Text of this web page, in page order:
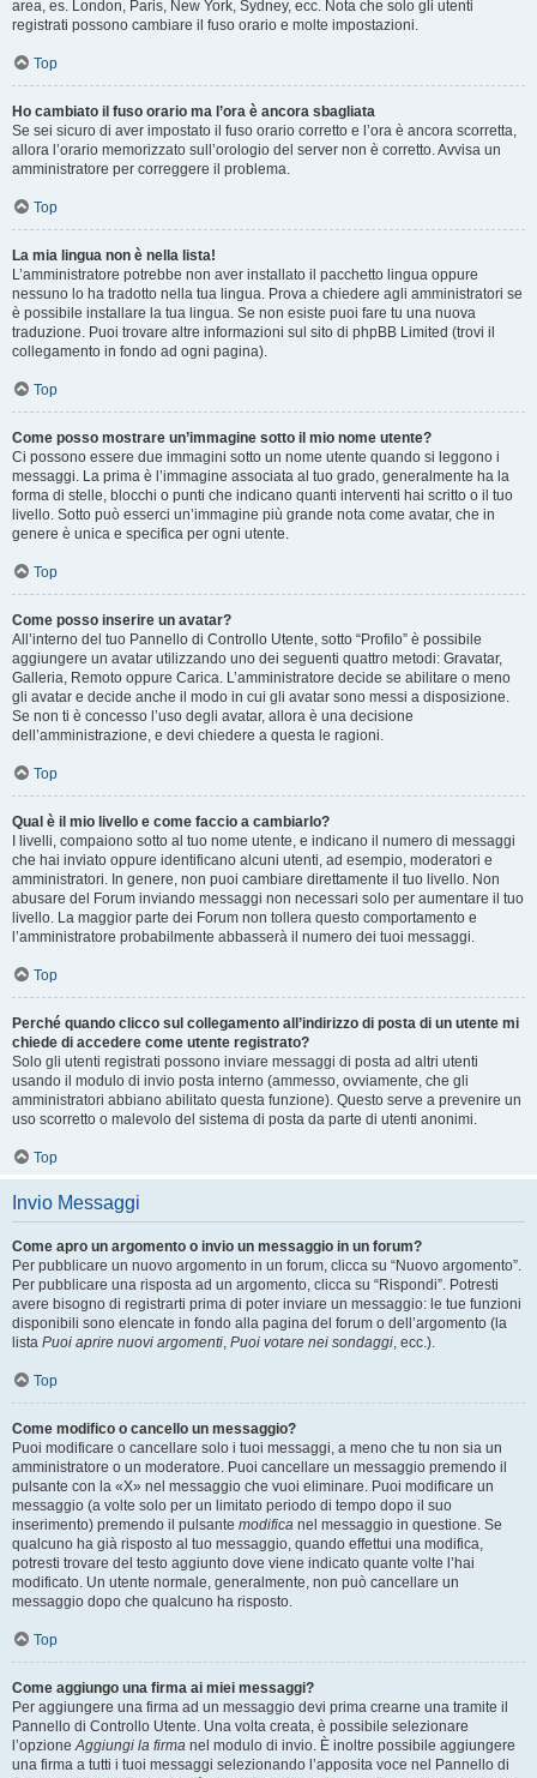
area, es. London, Paris, New York, Sydney, ecc. Nota che solo gli utenti
registrati possono cambiare il fuso orario e molte impostazioni.
Top
Ho cambiato il fuso orario ma l’ora è ancora sbagliata
Se sei sicuro di aver impostato il fuso orario corretto e l’ora è ancora scorretta,
allora l’orario memorizzato sull’orologio del server non è corretto. Avvisa un
amministratore per correggere il problema.
Top
La mia lingua non è nella lista!
L’amministratore potrebbe non aver installato il pacchetto lingua oppure
nessuno lo ha tradotto nella tua lingua. Prova a chiedere agli amministratori se
è possibile installare la tua lingua. Se non esiste puoi fare tu una nuova
traduzione. Puoi trovare altre informazioni sul sito di phpBB Limited (trovi il
collegamento in fondo ad ogni pagina).
Top
Come posso mostrare un’immagine sotto il mio nome utente?
Ci possono essere due immagini sotto un nome utente quando si leggono i
messaggi. La prima è l’immagine associata al tuo grado, generalmente ha la
forma di stelle, blocchi o punti che indicano quanti interventi hai scritto o il tuo
livello. Sotto può esserci un’immagine più grande nota come avatar, che in
genere è unica e specifica per ogni utente.
Top
Come posso inserire un avatar?
All’interno del tuo Pannello di Controllo Utente, sotto “Profilo” è possibile
aggiungere un avatar utilizzando uno dei seguenti quattro metodi: Gravatar,
Galleria, Remoto oppure Carica. L’amministratore decide se abilitare o meno
gli avatar e decide anche il modo in cui gli avatar sono messi a disposizione.
Se non ti è concesso l’uso degli avatar, allora è una decisione
dell’amministrazione, e devi chiedere a questa le ragioni.
Top
Qual è il mio livello e come faccio a cambiarlo?
I livelli, compaiono sotto al tuo nome utente, e indicano il numero di messaggi
che hai inviato oppure identificano alcuni utenti, ad esempio, moderatori e
amministratori. In genere, non puoi cambiare direttamente il tuo livello. Non
abusare del Forum inviando messaggi non necessari solo per aumentare il tuo
livello. La maggior parte dei Forum non tollera questo comportamento e
l’amministratore probabilmente abbasserà il numero dei tuoi messaggi.
Top
Perché quando clicco sul collegamento all’indirizzo di posta di un utente mi
chiede di accedere come utente registrato?
Solo gli utenti registrati possono inviare messaggi di posta ad altri utenti
usando il modulo di invio posta interno (ammesso, ovviamente, che gli
amministratori abbiano abilitato questa funzione). Questo serve a prevenire un
uso scorretto o malevolo del sistema di posta da parte di utenti anonimi.
Top
Invio Messaggi
Come apro un argomento o invio un messaggio in un forum?
Per pubblicare un nuovo argomento in un forum, clicca su “Nuovo argomento”.
Per pubblicare una risposta ad un argomento, clicca su “Rispondi”. Potresti
avere bisogno di registrarti prima di poter inviare un messaggio: le tue funzioni
disponibili sono elencate in fondo alla pagina del forum o dell’argomento (la
lista Puoi aprire nuovi argomenti, Puoi votare nei sondaggi, ecc.).
Top
Come modifico o cancello un messaggio?
Puoi modificare o cancellare solo i tuoi messaggi, a meno che tu non sia un
amministratore o un moderatore. Puoi cancellare un messaggio premendo il
pulsante con la «X» nel messaggio che vuoi eliminare. Puoi modificare un
messaggio (a volte solo per un limitato periodo di tempo dopo il suo
inserimento) premendo il pulsante modifica nel messaggio in questione. Se
qualcuno ha già risposto al tuo messaggio, quando effettui una modifica,
potresti trovare del testo aggiunto dove viene indicato quante volte l’hai
modificato. Un utente normale, generalmente, non può cancellare un
messaggio dopo che qualcuno ha risposto.
Top
Come aggiungo una firma ai miei messaggi?
Per aggiungere una firma ad un messaggio devi prima crearne una tramite il
Pannello di Controllo Utente. Una volta creata, è possibile selezionare
l’opzioneAggiungi la firma nel modulo di invio. È inoltre possibile aggiungere
una firma a tutti i tuoi messaggi selezionando l’apposita voce nel Pannello di